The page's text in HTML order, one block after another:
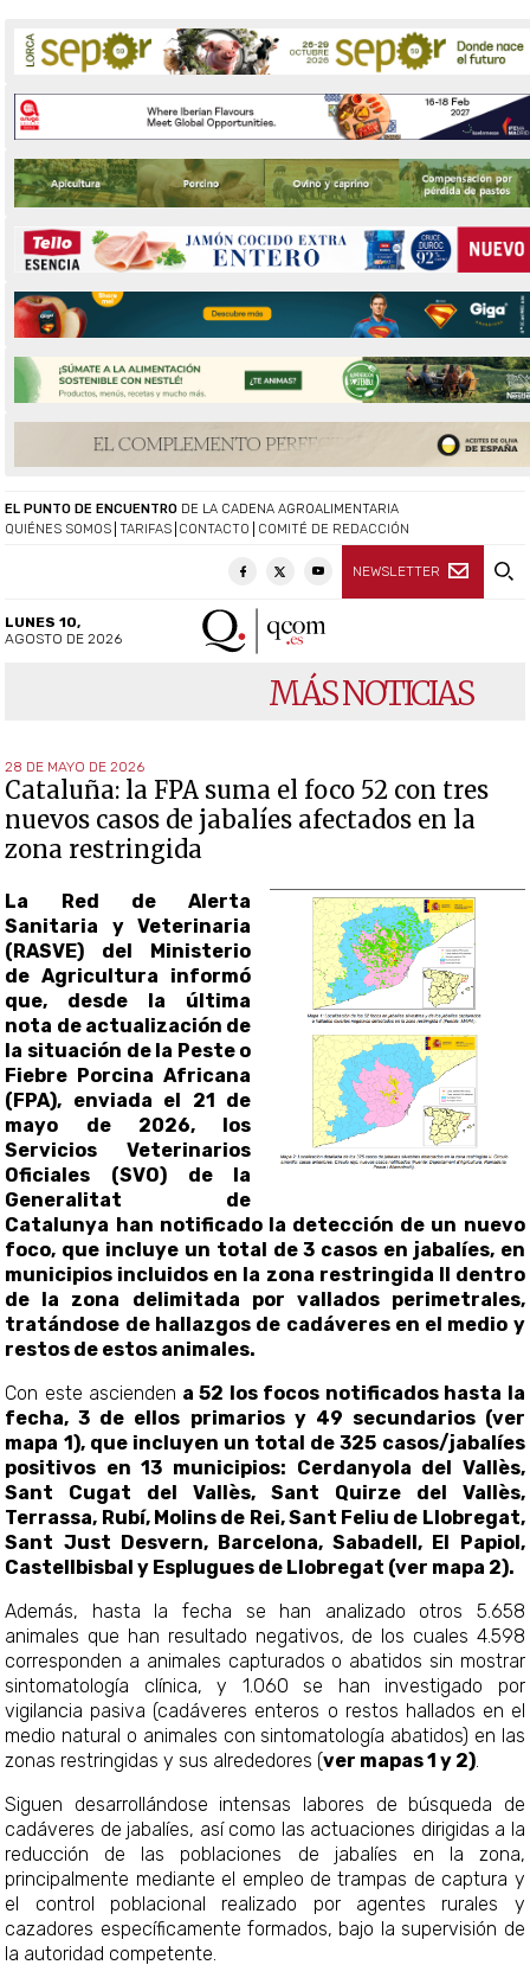
QUIÉNES SOMOS TARIFAS CONTACTO COMITÉ DE REDACCIÓN
NEWSLETTER
EL PUNTO DE ENCUENTRO DE LA CADENA AGROALIMENTARIA
LUNES 10,
AGOSTO DE 2026
MÁS NOTICIAS
28 DE MAYO DE 2026
Cataluña: la FPA suma el foco 52 con tres
nuevos casos de jabalíes afectados en la
zona restringida
La Red de Alerta
Sanitaria y Veterinaria
(RASVE) del Ministerio
de Agricultura informó
que, desde la última
nota de actualización de
la situación de la Peste o
Fiebre Porcina Africana
(FPA), enviada el 21 de
mayo de 2026, los
Servicios Veterinarios
Oficiales (SVO) de la
Generalitat de
Catalunya han notificado la detección de un nuevo
foco, que incluye un total de 3 casos en jabalíes, en
municipios incluidos en la zona restringida II dentro
de la zona delimitada por vallados perimetrales,
tratándose de hallazgos de cadáveres en el medio y
restos de estos animales.
Con este ascienden a 52 los focos notificados hasta la
fecha, 3 de ellos primarios y 49 secundarios (ver
mapa 1), que incluyen un total de 325 casos/jabalíes
positivos en 13 municipios: Cerdanyola del Vallès,
Sant Cugat del Vallès, Sant Quirze del Vallès,
Terrassa, Rubí, Molins de Rei, Sant Feliu de Llobregat,
Sant Just Desvern, Barcelona, Sabadell, El Papiol,
Castellbisbal y Esplugues de Llobregat (ver mapa 2).
Además, hasta la fecha se han analizado otros 5.658
animales que han resultado negativos, de los cuales 4.598
corresponden a animales capturados o abatidos sin mostrar
sintomatología clínica, y 1.060 se han investigado por
vigilancia pasiva (cadáveres enteros o restos hallados en el
medio natural o animales con sintomatología abatidos) en las
zonas restringidas y sus alrededores (ver mapas 1 y 2)
Siguen desarrollándose intensas labores de búsqueda de
cadáveres de jabalíes, así como las actuaciones dirigidas a la
reducción de las poblaciones de jabalíes en la zona,
principalmente mediante el empleo de trampas de captura y
el control poblacional realizado por agentes rurales y
cazadores específicamente formados, bajo la supervisión de
la autoridad competente.